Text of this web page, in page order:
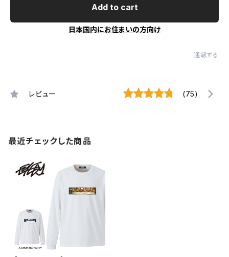
Add to cart
日本国内にお住まいの方向け
通報する
レビュー (75)
最近チェックした商品